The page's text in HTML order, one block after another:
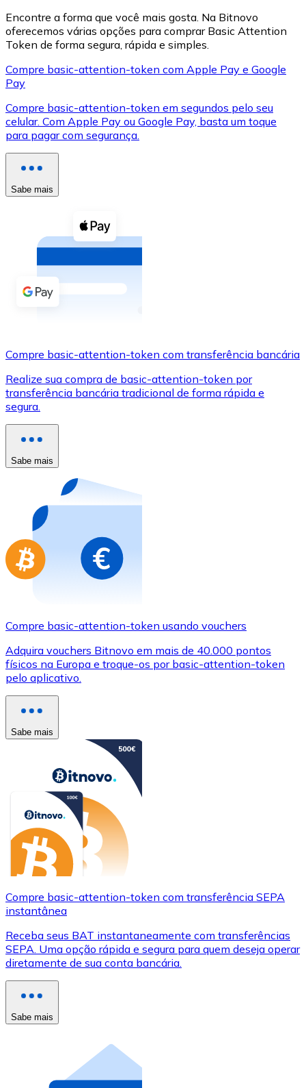
Ver tudo
Cupons cripto
Compre criptomoedas com dinheiro e outros
Transferência SEPA
Comprar com transferência bancária
Comprar com cartão
Loja - Cartões-presente
Novo
Compre cartões-presente das suas marcas favoritas
Ir para a loja de cartões-presente
Encontre a forma que você mais gosta. Na Bitnovo
oferecemos várias opções para comprar Basic Attention
Token de forma segura, rápida e simples.
Compre basic-attention-token com Apple Pay e Google
Pay
Compre basic-attention-token em segundos pelo seu
celular. Com Apple Pay ou Google Pay, basta um toque
para pagar com segurança.
Sabe mais
Compre basic-attention-token com transferência bancária
Realize sua compra de basic-attention-token por
transferência bancária tradicional de forma rápida e
segura.
Sabe mais
Compre basic-attention-token usando vouchers
Adquira vouchers Bitnovo em mais de 40.000 pontos
físicos na Europa e troque-os por basic-attention-token
pelo aplicativo.
Sabe mais
Compre basic-attention-token com transferência SEPA
instantânea
Receba seus BAT instantaneamente com transferências
SEPA. Uma opção rápida e segura para quem deseja operar
diretamente de sua conta bancária.
Sabe mais